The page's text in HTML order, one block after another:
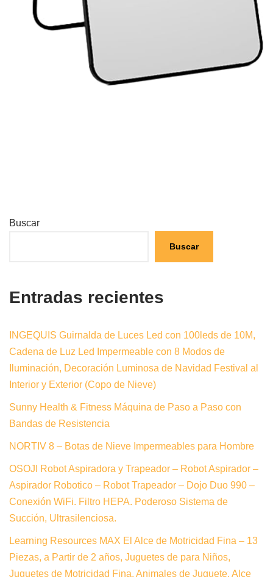
Buscar
Buscar
Entradas recientes
INGEQUIS Guirnalda de Luces Led con 100leds de 10M,
Cadena de Luz Led Impermeable con 8 Modos de
Iluminación, Decoración Luminosa de Navidad Festival al
Interior y Exterior (Copo de Nieve)
Sunny Health & Fitness Máquina de Paso a Paso con
Bandas de Resistencia
NORTIV 8 – Botas de Nieve Impermeables para Hombre
OSOJI Robot Aspiradora y Trapeador – Robot Aspirador –
Aspirador Robotico – Robot Trapeador – Dojo Duo 990 –
Conexión WiFi. Filtro HEPA. Poderoso Sistema de
Succión, Ultrasilenciosa.
Learning Resources MAX El Alce de Motricidad Fina – 13
Piezas, a Partir de 2 años, Juguetes de para Niños,
Juguetes de Motricidad Fina, Animales de Juguete, Alce